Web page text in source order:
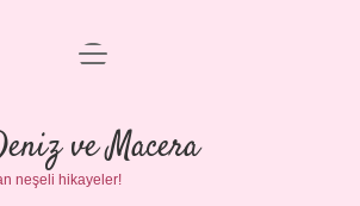
Anasayfa
Gizlilik Politikası
Yasal Uyarı
menüyü
ve Macera
neşeli hikayeler!